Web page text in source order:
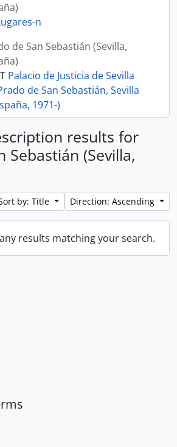
n
de San Sebastián (Sevilla,
Palacio de Justicia de Sevilla
de San Sebastián, Sevilla
1971-)
results for
Sebastián (Sevilla,
by: Title Direction: Ascending
results matching your search.